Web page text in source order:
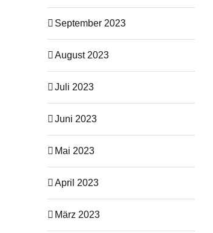
September 2023
August 2023
Juli 2023
Juni 2023
Mai 2023
April 2023
März 2023